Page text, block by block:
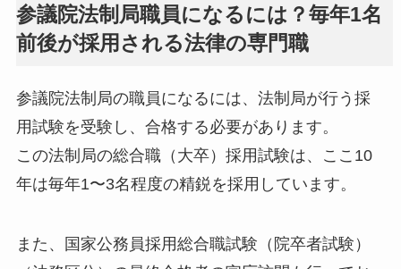
参議院法制局職員になるには？毎年1名
前後が採用される法律の専門職
参議院法制局の職員になるには、法制局が行う採
用試験を受験し、合格する必要があります。
この法制局の総合職（大卒）採用試験は、ここ10
年は毎年1〜3名程度の精鋭を採用しています。
また、国家公務員採用総合職試験（院卒者試験）